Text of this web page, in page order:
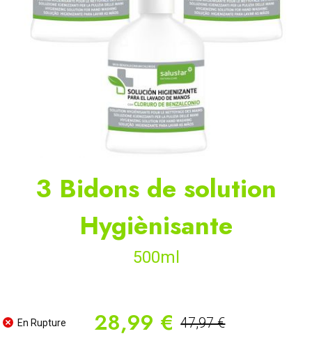
3 Bidons de solution
Hygiènisante
500ml
En Rupture 28,99 € 47,97 €